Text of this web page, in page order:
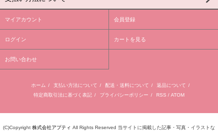
マイアカウント 会員登録
ログイン カートを見る
お問い合わせ
ホーム / 支払い方法について / 配送・送料について / 返品について /
特定商取引法に基づく表記 / プライバシーポリシー / RSS / ATOM
(C)Copyright 株式会社アプティ All Rights Reserved 当サイトに掲載した記事・写真・イラストな